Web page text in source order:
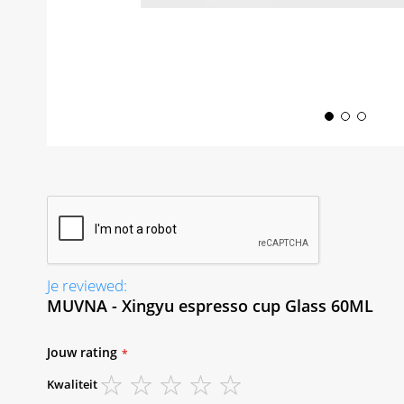
images
gallery
Je reviewed:
MUVNA - Xingyu espresso cup Glass 60ML
Jouw rating
Kwaliteit